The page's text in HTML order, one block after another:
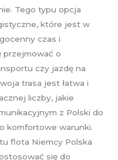
Tego typu opcja
które jest w
czas i
przejmować o
czy jazdę na
trasa jest łatwa i
liczby, jakie
z Polski do
komfortowe warunki.
flota Niemcy Polska
się do